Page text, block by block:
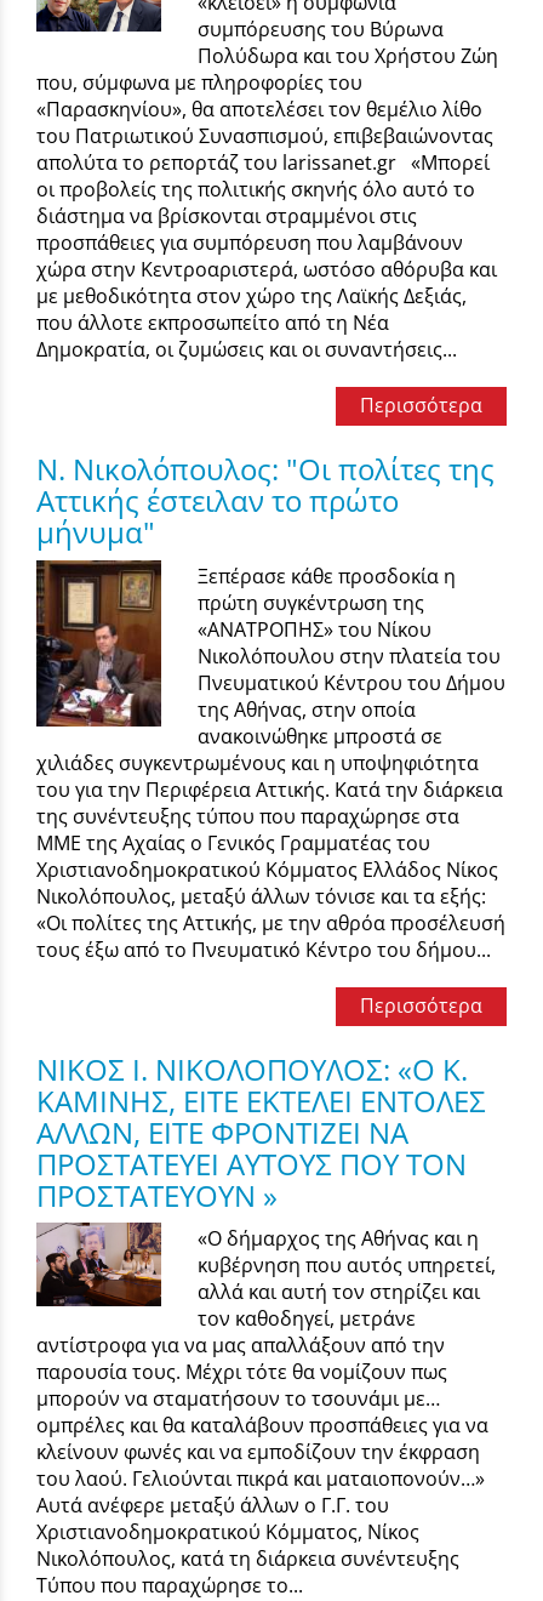
συμπόρευσης του Βύρωνα
Πολύδωρα και του Χρήστου Ζώη
που, σύμφωνα με πληροφορίες του
«Παρασκηνίου», θα αποτελέσει τον θεμέλιο λίθο
του Πατριωτικού Συνασπισμού, επιβεβαιώνοντας
απολύτα το ρεπορτάζ του larissanet.gr «Μπορεί
οι προβολείς της πολιτικής σκηνής όλο αυτό το
διάστημα να βρίσκονται στραμμένοι στις
προσπάθειες για συμπόρευση που λαμβάνουν
χώρα στην Κεντροαριστερά, ωστόσο αθόρυβα και
με μεθοδικότητα στον χώρο της Λαϊκής Δεξιάς,
που άλλοτε εκπροσωπείτο από τη Νέα
Δημοκρατία, οι ζυμώσεις και οι συναντήσεις...
Περισσότερα
Ν. Νικολόπουλος: "Οι πολίτες της
Αττικής έστειλαν το πρώτο
μήνυμα"
Ξεπέρασε κάθε προσδοκία η
πρώτη συγκέντρωση της
«ΑΝΑΤΡΟΠΗΣ» του Νίκου
Νικολόπουλου στην πλατεία του
Πνευματικού Κέντρου του Δήμου
της Αθήνας, στην οποία
ανακοινώθηκε μπροστά σε
χιλιάδες συγκεντρωμένους και η υποψηφιότητα
του για την Περιφέρεια Αττικής. Κατά την διάρκεια
της συνέντευξης τύπου που παραχώρησε στα
ΜΜΕ της Αχαίας ο Γενικός Γραμματέας του
Χριστιανοδημοκρατικού Κόμματος Ελλάδος Νίκος
Νικολόπουλος, μεταξύ άλλων τόνισε και τα εξής:
«Οι πολίτες της Αττικής, με την αθρόα προσέλευσή
τους έξω από το Πνευματικό Κέντρο του δήμου...
Περισσότερα
ΝΙΚΟΣ Ι. ΝΙΚΟΛΟΠΟΥΛΟΣ: «Ο Κ.
ΚΑΜΙΝΗΣ, ΕΙΤΕ ΕΚΤΕΛΕΙ ΕΝΤΟΛΕΣ
ΑΛΛΩΝ, ΕΙΤΕ ΦΡΟΝΤΙΖΕΙ ΝΑ
ΠΡΟΣΤΑΤΕΥΕΙ ΑΥΤΟΥΣ ΠΟΥ ΤΟΝ
ΠΡΟΣΤΑΤΕΥΟΥΝ »
«Ο δήμαρχος της Αθήνας και η
κυβέρνηση που αυτός υπηρετεί,
αλλά και αυτή τον στηρίζει και
τον καθοδηγεί, μετράνε
αντίστροφα για να μας απαλλάξουν από την
παρουσία τους. Μέχρι τότε θα νομίζουν πως
μπορούν να σταματήσουν το τσουνάμι με…
ομπρέλες και θα καταλάβουν προσπάθειες για να
κλείνουν φωνές και να εμποδίζουν την έκφραση
του λαού. Γελιούνται πικρά και ματαιοπονούν…»
Αυτά ανέφερε μεταξύ άλλων ο Γ.Γ. του
Χριστιανοδημοκρατικού Κόμματος, Νίκος
Νικολόπουλος, κατά τη διάρκεια συνέντευξης
Τύπου που παραχώρησε το...